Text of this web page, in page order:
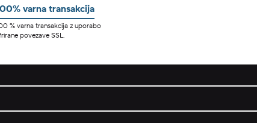
varna transakcija
% varna transakcija z uporabo
povezave SSL.